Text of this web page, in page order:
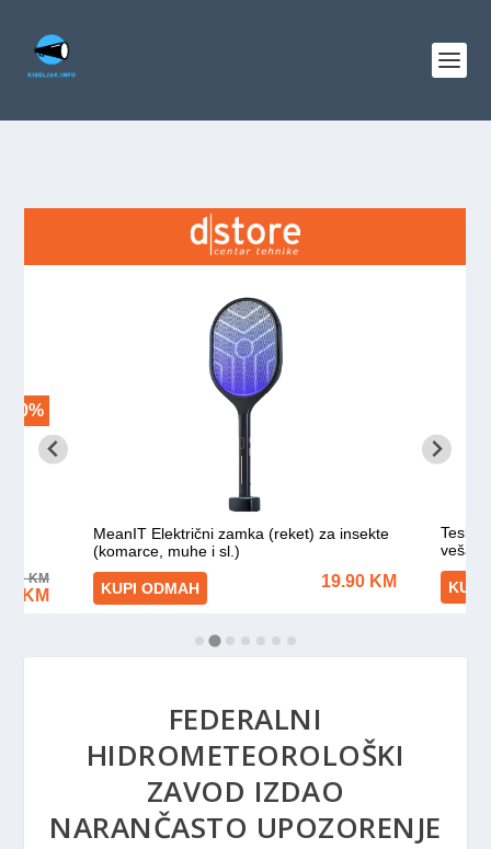
FEDERALNI
HIDROMETEOROLOŠKI
ZAVOD IZDAO
NARANČASTO UPOZORENJE